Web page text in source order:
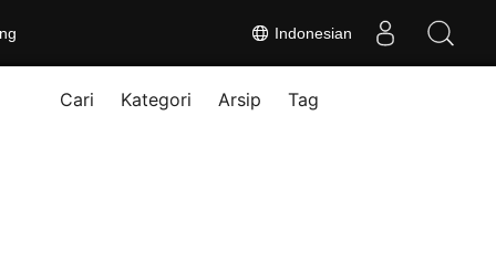
Indonesian
Cari Kategori Arsip Tag